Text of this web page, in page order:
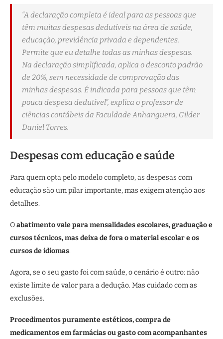
“A declaração completa é ideal para as pessoas que
têm muitas despesas dedutíveis na área de saúde,
educação, previdência privada e dependentes.
Permite que eu detalhe todas as minhas despesas.
Na declaração simplificada, aplica o desconto padrão
de 20%, sem necessidade de comprovação das
minhas despesas. É indicada para pessoas que têm
pouca despesa dedutível”, explica o professor de
ciências contábeis da Faculdade Anhanguera, Gilder
Daniel Torres.
Despesas com educação e saúde
Para quem opta pelo modelo completo, as despesas com
educação são um pilar importante, mas exigem atenção aos
detalhes.
Oabatimento vale para mensalidades escolares, graduação e
cursos técnicos, mas deixa de fora o material escolar e os
cursos de idiomas.
Agora, se o seu gasto foi com saúde, o cenário é outro: não
existe limite de valor para a dedução. Mas cuidado com as
exclusões.
Procedimentos puramente estéticos, compra de
medicamentos em farmácias ou gasto com acompanhantes